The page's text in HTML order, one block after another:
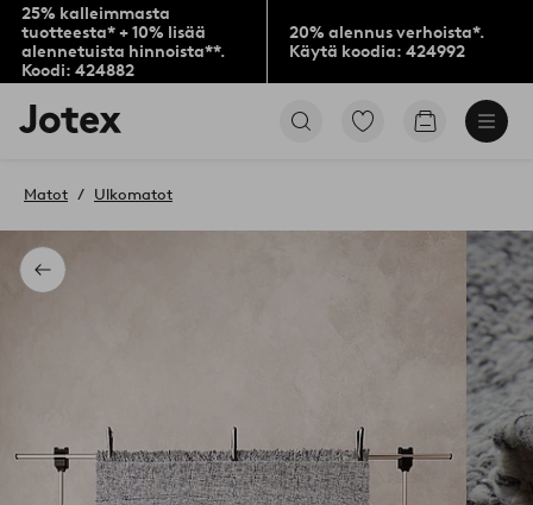
25% kalleimmasta
tuotteesta* + 10% lisää
alennetuista hinnoista**.
Koodi: 424882
20% alennus verhoista*.
Käytä koodia: 424992
Jotex-
logo
aloitussivulle
Siirry
Siirry
Takaisin
Matot Ulkomatot